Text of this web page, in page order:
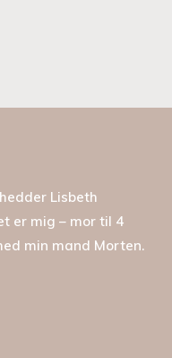
Lisbeth
er mig – mor til 4
min mand Morten.